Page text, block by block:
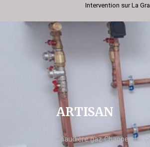
Intervention sur La
ARTISAN
chaudière gaz Chappee La